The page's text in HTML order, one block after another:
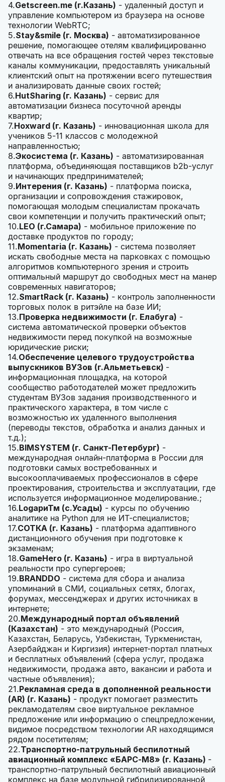
4.Getscreen.me (г.Казань) - удаленный доступ и
управление компьютером из браузера на основе
технологии WebRTC;
5.Stay&smile (г. Москва) - автоматизированное
решение, помогающее отелям квалифицированно
отвечать на все обращения гостей через текстовые
каналы коммуникации, предоставлять уникальный
клиентский опыт на протяжении всего путешествия
и анализировать данные своих гостей;
6.HutSharing (г. Казань) - сервис для
автоматизации бизнеса посуточной аренды
квартир;
7.Hoxward (г. Казань) - инновационная школа для
учеников 5-11 классов с молодежной
направленностью;
8.Экосистема (г. Казань) - автоматизированная
платформа, объединяющая поставщиков b2b-услуг
и начинающих предпринимателей;
9.Интерения (г. Казань) - платформа поиска,
организации и сопровождения стажировок,
помогающая молодым специалистам прокачать
свои компетенции и получить практический опыт;
10.LEO (г.Самара) - мобильное приложение по
доставке продуктов по городу;
11.Momentaria (г. Казань) - система позволяет
искать свободные места на парковках с помощью
алгоритмов компьютерного зрения и строить
оптимальный маршрут до свободных мест на манер
современных навигаторов;
12.SmartRack (г. Казань) - контроль заполненности
торговых полок в ритэйле на базе ИИ;
13.Проверка недвижимости (г. Елабуга) -
система автоматической проверки объектов
недвижимости перед покупкой на возможные
юридические риски;
14.Обеспечение целевого трудоустройства
выпускников ВУЗов (г.Альметьевск) -
информационная площадка, на которой
сообщество работодателей может предложить
студентам ВУЗов задания производственного и
практического характера, в том числе с
возможностью их удаленного выполнения
(переводы текстов, обработка и анализ данных и
т.д.);
15.BIMSYSTEM (г. Санкт-Петербург) -
международная онлайн-платформа в России для
подготовки самых востребованных и
высокооплачиваемых профессионалов в сфере
проектирования, строительства и эксплуатации, где
используется информационное моделирование.;
16.LogариТм (с.Усады) - курсы по обучению
аналитике на Python для не ИТ-специалистов;
17.СОТКА (г. Казань) - платформа адаптивного
дистанционного обучения при подготовке к
экзаменам;
18.GameHero (г. Казань) - игра в виртуальной
реальности про супергероев;
19.BRANDDO - система для сбора и анализа
упоминаний в СМИ, социальных сетях, блогах,
форумах, мессенджерах и других источниках в
интернете;
20.Международный портал объявлений
(Казахстан) - это международный (Россия,
Казахстан, Беларусь, Узбекистан, Туркменистан,
Азербайджан и Киргизия) интернет-портал платных
и бесплатных объявлений (сфера услуг, продажа
недвижимости, продажа авто, вакансии и работа и
частные объявления);
21.Рекламная среда в дополненной реальности
(AR) (г. Казань) - продукт помогает разместить
рекламодателям свое виртуальное рекламное
предложение или информацию о спецпредложении,
видимое посредством технологии AR находящимся
рядом посетителям;
22.Транспортно-патрульный беспилотный
авиационный комплекс «БАРС-М8» (г. Казань) -
транспортно-патрульный беспилотный авиационный
комплекс на базе модульной гибридизированной